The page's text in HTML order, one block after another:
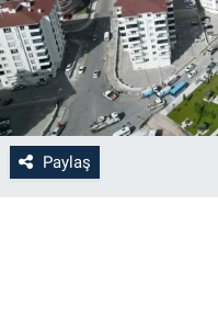
Paylaş
Eğitim
Kültür
3.Sayfa